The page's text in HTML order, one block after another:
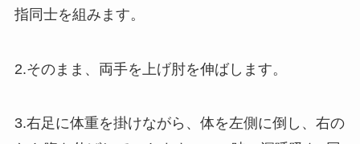
指同士を組みます。
2.そのまま、両手を上げ肘を伸ばします。
3.右足に体重を掛けながら、体を左側に倒し、右の